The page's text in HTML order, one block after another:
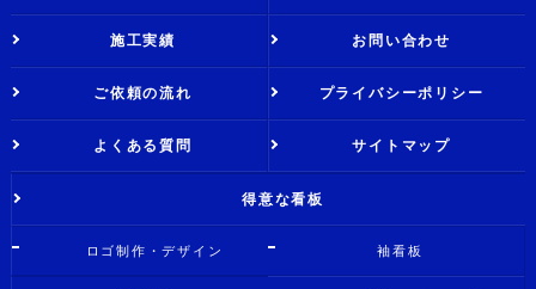
施工実績 お問い合わせ
ご依頼の流れ プライバシーポリシー
よくある質問 サイトマップ
得意な看板
ロゴ制作・デザイン 袖看板